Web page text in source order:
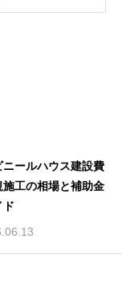
ニールハウス建設費
施工の相場と補助金
ド